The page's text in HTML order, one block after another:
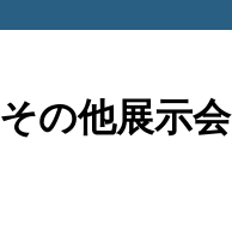
その他展示会